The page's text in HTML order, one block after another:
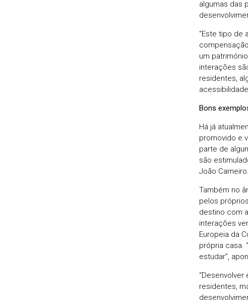
algumas das
“Este tipo de
um
interações
residentes,
Bons
Há já
promovido e
parte de
são
João Carneiro.
Também no
pelos
destino com
interações
Europeia da
própria casa.
estudar”,
residentes,